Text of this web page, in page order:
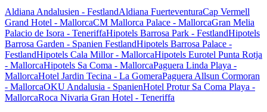
Aldiana Andalusien - FestlandAldiana FuerteventuraCap Vermell
Grand Hotel - MallorcaCM Mallorca Palace - MallorcaGran Melia
Palacio de Isora - TeneriffaHipotels Barrosa Park - FestlandHipotels
Barrosa Garden - Spanien FestlandHipotels Barrosa Palace -
FestlandHipotels Cala Millor - MallorcaHipotels Eurotel Punta Rotja
- MallorcaHipotels Sa Coma - MallorcaPaguera Linda Playa -
MallorcaHotel Jardin Tecina - La GomeraPaguera Allsun Cormoran
- MallorcaOKU Andalusia - SpanienHotel Protur Sa Coma Playa -
MallorcaRoca Nivaria Gran Hotel - Teneriffa